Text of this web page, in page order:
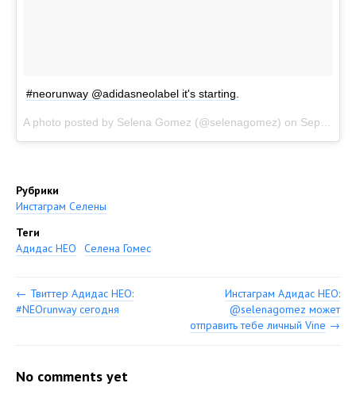
#neorunway @adidasneolabel it's starting.
A photo posted by Selena Gomez (@selenagomez) on Sep 3, 2014 at 12:07pm PDT
Рубрики
Инстаграм Селены
Теги
Адидас НЕО
Селена Гомес
← Твиттер Адидас НЕО:
#NEOrunway сегодня
Инстаграм Адидас НЕО:
@selenagomez может
отправить тебе личный Vine →
No comments yet